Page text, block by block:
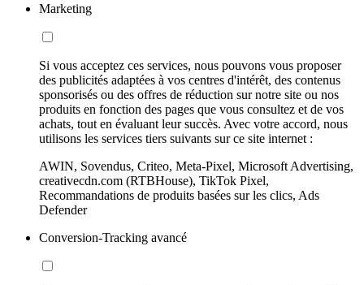
Marketing
Si vous acceptez ces services, nous pouvons vous proposer
des publicités adaptées à vos centres d'intérêt, des contenus
sponsorisés ou des offres de réduction sur notre site ou nos
produits en fonction des pages que vous consultez et de vos
achats, tout en évaluant leur succès. Avec votre accord, nous
utilisons les services tiers suivants sur ce site internet :
AWIN, Sovendus, Criteo, Meta-Pixel, Microsoft Advertising,
creativecdn.com (RTBHouse), TikTok Pixel,
Recommandations de produits basées sur les clics, Ads
Defender
Conversion-Tracking avancé